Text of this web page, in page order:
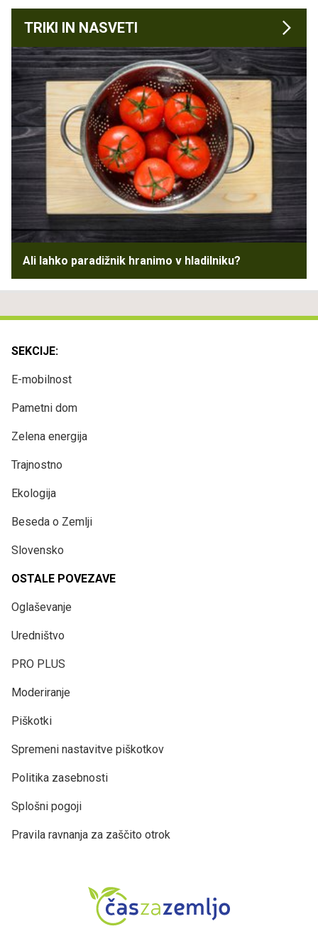
TRIKI IN NASVETI
Ali lahko paradižnik hranimo v hladilniku?
SEKCIJE:
E-mobilnost
Pametni dom
Zelena energija
Trajnostno
Ekologija
Beseda o Zemlji
Slovensko
OSTALE POVEZAVE
Oglaševanje
Uredništvo
PRO PLUS
Moderiranje
Piškotki
Spremeni nastavitve piškotkov
Politika zasebnosti
Splošni pogoji
Pravila ravnanja za zaščito otrok